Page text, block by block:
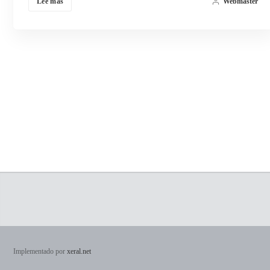
Implementado por xeral.net